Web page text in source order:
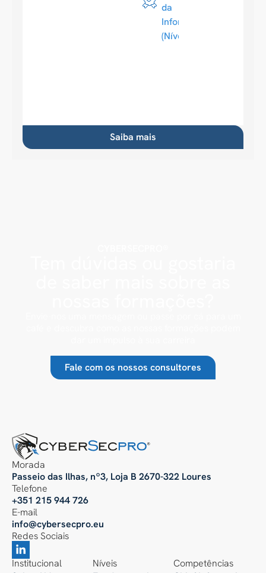
da
Informação
(Nível 4)
Saiba mais
Fale com os nossos consultores
Morada
Passeio das Ilhas, nº3, Loja B 2670-322 Loures
Telefone
+351 215 944 726
E-mail
info@cybersecpro.eu
Redes Sociais
Institucional
Níveis
Competências